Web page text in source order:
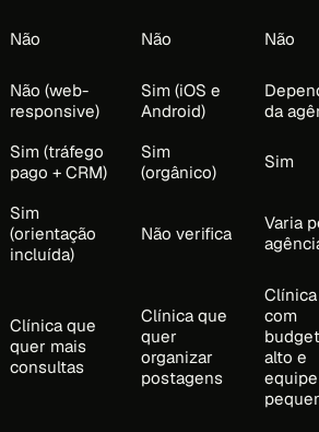
Não Não Não
Não (web-
responsive)
Sim (iOS e
Android)
da
Sim (tráfego
pago + CRM)
Sim
(orgânico)
Sim
Sim
(orientação
incluída)
Não verifica
Varia
Clínica que
quer mais
consultas
Clínica que
quer
organizar
postagens
Clínica
com
budget
alto e
equipe